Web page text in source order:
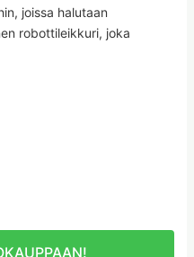
joissa halutaan
robottileikkuri, joka